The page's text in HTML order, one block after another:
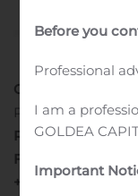
Communiqué de
Paris, le 5
REBOND
Forte
+14,6%* /T3-19
Before you
Professional
I am a
GOLDEA
Important